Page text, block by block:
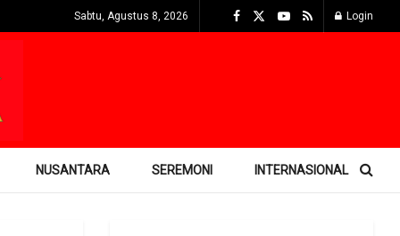
Sabtu, Agustus 8, 2026 Login
NUSANTARA SEREMONI INTERNASIONAL